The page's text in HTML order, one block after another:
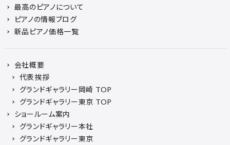
最高のピアノについて
ピアノの情報ブログ
新品ピアノ価格一覧
会社概要
代表挨拶
グランドギャラリー岡崎 TOP
グランドギャラリー東京 TOP
ショールーム案内
グランドギャラリー本社
グランドギャラリー東京